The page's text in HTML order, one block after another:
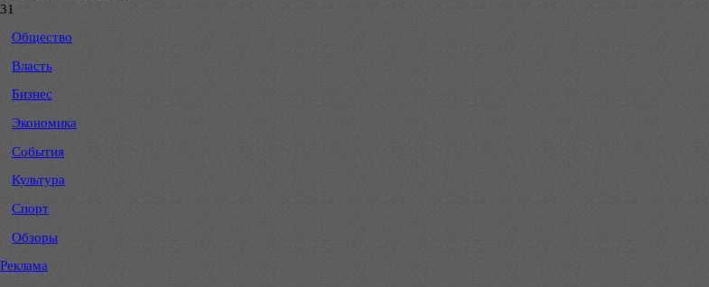
31
Общество
Власть
Бизнес
Экономика
События
Культура
Спорт
Обзоры
Реклама